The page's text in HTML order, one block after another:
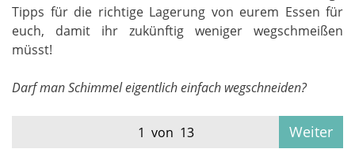
Tipps für die richtige Lagerung von eurem Essen für
euch, damit ihr zukünftig weniger wegschmeißen
müsst!
Darf man Schimmel eigentlich einfach wegschneiden?
1 von 13 Weiter